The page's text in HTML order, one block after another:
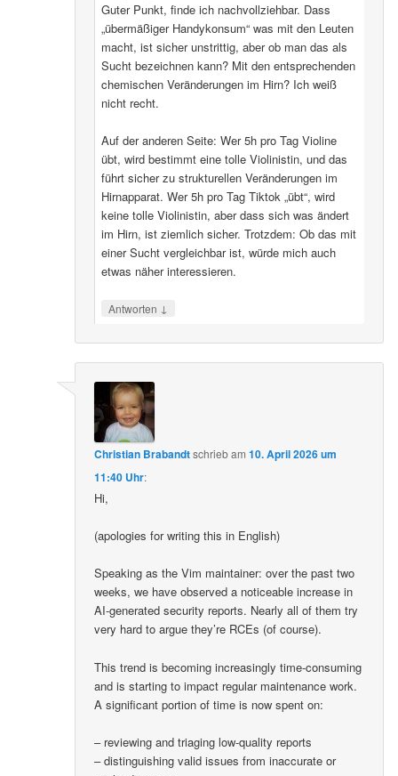
Guter Punkt, finde ich nachvollziehbar. Dass
„übermäßiger Handykonsum“ was mit den Leuten
macht, ist sicher unstrittig, aber ob man das als
Sucht bezeichnen kann? Mit den entsprechenden
chemischen Veränderungen im Hirn? Ich weiß
nicht recht.
Auf der anderen Seite: Wer 5h pro Tag Violine
übt, wird bestimmt eine tolle Violinistin, und das
führt sicher zu strukturellen Veränderungen im
Hirnapparat. Wer 5h pro Tag Tiktok „übt“, wird
keine tolle Violinistin, aber dass sich was ändert
im Hirn, ist ziemlich sicher. Trotzdem: Ob das mit
einer Sucht vergleichbar ist, würde mich auch
etwas näher interessieren.
Antworten ↓
Christian Brabandtschriebam10. April 2026 um
11:40 Uhr:
Hi,
(apologies for writing this in English)
Speaking as the Vim maintainer: over the past two
weeks, we have observed a noticeable increase in
AI-generated security reports. Nearly all of them try
very hard to argue they’re RCEs (of course).
This trend is becoming increasingly time-consuming
and is starting to impact regular maintenance work.
A significant portion of time is now spent on:
– reviewing and triaging low-quality reports
– distinguishing valid issues from inaccurate or